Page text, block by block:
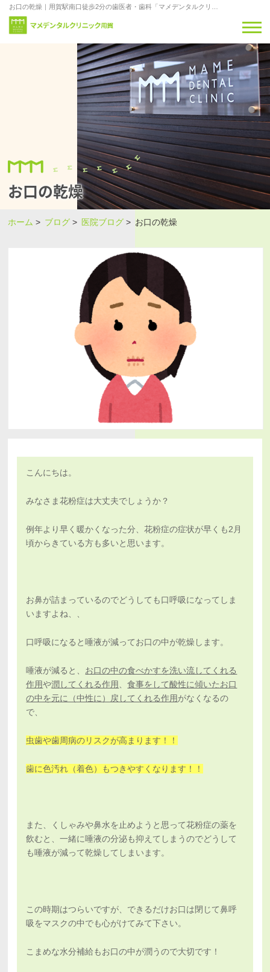
お口の乾燥
ホーム > ブログ > 医院ブログ > お口の乾燥
こんにちは。
みなさま花粉症は大丈夫でしょうか？
例年より早く暖かくなった分、花粉症の症状が早くも2月
頃からきている方も多いと思います。
お鼻が詰まっているのでどうしても口呼吸になってしま
いますよね、、
口呼吸になると唾液が減ってお口の中が乾燥します。
唾液が減ると、 お口の中の食べかすを洗い流してくれる
作用や潤してくれる作用 、食事をして酸性に傾いたお口
の中を元に（中性に）戻してくれる作用がなくなるの
で、
虫歯や歯周病のリスクが高まります！！
歯に色汚れ（着色）もつきやすくなります！！
また、くしゃみや鼻水を止めようと思って花粉症の薬を
飲むと、一緒に唾液の分泌も抑えてしまうのでどうして
も唾液が減って乾燥してしまいます。
この時期はつらいですが、できるだけお口は閉じて鼻呼
吸をマスクの中でも心がけてみて下さい。
こまめな水分補給もお口の中が潤うので大切です！